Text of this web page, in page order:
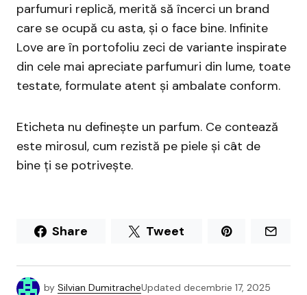
parfumuri replică, merită să încerci un brand
care se ocupă cu asta, și o face bine. Infinite
Love are în portofoliu zeci de variante inspirate
din cele mai apreciate parfumuri din lume, toate
testate, formulate atent și ambalate conform.
Eticheta nu definește un parfum. Ce contează
este mirosul, cum rezistă pe piele și cât de
bine ți se potrivește.
Share Tweet
by Silvian DumitracheUpdated decembrie 17, 2025